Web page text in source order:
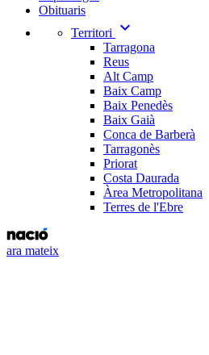
Obituaris
Territori
expand_more
Tarragona
Reus
Alt Camp
Baix Camp
Baix Penedès
Baix Gaià
Conca de Barberà
Tarragonès
Priorat
Costa Daurada
Àrea Metropolitana
Terres de l'Ebre
ara mateix